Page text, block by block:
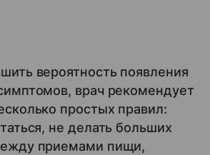
вероятность появления
врач рекомендует
простых правил:
не делать больших
приемами пищи,